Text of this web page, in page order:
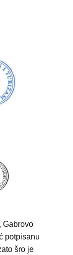
Gabrovo
potpisanu
šro je